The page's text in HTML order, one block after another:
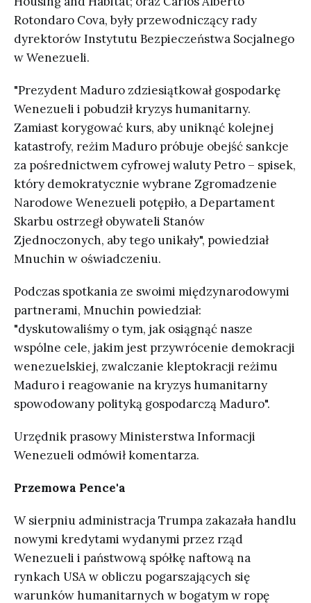
Rotondaro Cova, były przewodniczący rady
dyrektorów Instytutu Bezpieczeństwa Socjalnego
w Wenezueli.
"Prezydent Maduro zdziesiątkował gospodarkę
Wenezueli i pobudził kryzys humanitarny.
Zamiast korygować kurs, aby uniknąć kolejnej
katastrofy, reżim Maduro próbuje obejść sankcje
za pośrednictwem cyfrowej waluty Petro – spisek,
który demokratycznie wybrane Zgromadzenie
Narodowe Wenezueli potępiło, a Departament
Skarbu ostrzegł obywateli Stanów
Zjednoczonych, aby tego unikały", powiedział
Mnuchin w oświadczeniu.
Podczas spotkania ze swoimi międzynarodowymi
partnerami, Mnuchin powiedział:
"dyskutowaliśmy o tym, jak osiągnąć nasze
wspólne cele, jakim jest przywrócenie demokracji
wenezuelskiej, zwalczanie kleptokracji reżimu
Maduro i reagowanie na kryzys humanitarny
spowodowany polityką gospodarczą Maduro".
Urzędnik prasowy Ministerstwa Informacji
Wenezueli odmówił komentarza.
Przemowa Pence'a
W sierpniu administracja Trumpa zakazała handlu
nowymi kredytami wydanymi przez rząd
Wenezueli i państwową spółkę naftową na
rynkach USA w obliczu pogarszających się
warunków humanitarnych w bogatym w ropę